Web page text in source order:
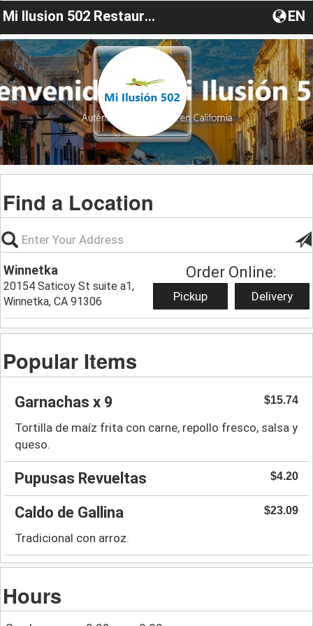
Mi Ilusion 502 Restaurant CA EN
Find a Location
Winnetka
20154 Saticoy St suite a1,
Winnetka, CA 91306
Order Online:
Pickup Delivery
Popular Items
Garnachas x 9 $15.74
Tortilla de maíz frita con carne, repollo fresco, salsa y
queso.
Pupusas Revueltas $4.20
Caldo de Gallina $23.09
Tradicional con arroz.
Hours